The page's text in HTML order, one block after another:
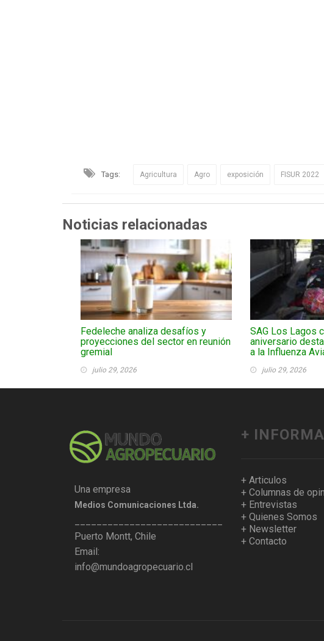
Tags: Agricultura Agro exposición FISUR 2022
Noticias relacionadas
Fedeleche analiza desafíos y
proyecciones del sector en reunión
gremial
julio 29, 2026
SAG Los Lagos
aniversario
a la Influenza
julio 29, 2026
Una empresa
Medios Comunicaciones Ltda.
___________________________________
Puerto Montt, Chile
Email:
info@mundoagropecuario.cl
+
+ Articulos
+ Columnas de
+ Entrevistas
+ Quienes Somos
+ Newsletter
+ Contacto